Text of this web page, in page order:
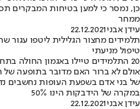
כן, נמסר כי למען בטיחות המבקרים
ממחר
עידן אבני22.12.2021
תלמידים מחצור הגלילית ליטפו
טיפול מניעתי
20 התלמידים טיילו באגמון החולה
אולם לא ברור האם מדובר בתופעה של
של בני אדם בשפעת העופות נחשבים
במקרה של הידבקות הינו 50%
עידן אבני22.12.2021